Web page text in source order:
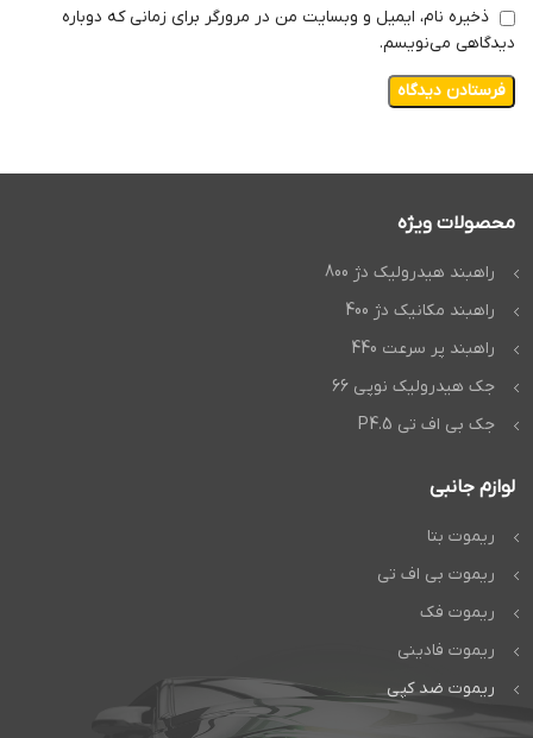
ذخیره نام، ایمیل و وبسایت من در مرورگر برای زمانی که دوباره
دیدگاهی می‌نویسم.
محصولات ویژه
راهبند هیدرولیک دژ 800
راهبند مکانیک دژ 400
راهبند پر سرعت 440
جک هیدرولیک نوپی 66
جک بی اف تی P4.5
لوازم جانبی
ریموت بتا
ریموت بی اف تی
ریموت فک
ریموت فادینی
ریموت ضد کپی